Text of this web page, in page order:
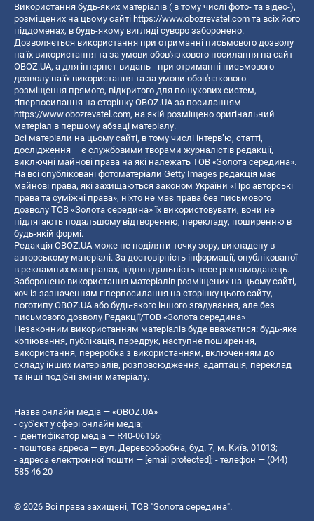
Використання будь-яких матеріалів ( в тому числі фото- та відео-),
розміщених на цьому сайті https://www.obozrevatel.com та всіх його
піддоменах, в будь-якому вигляді суворо заборонено.
Дозволяється використання при отриманні письмового дозволу
на їх використання та за умови обов'язкового посилання на сайт
OBOZ.UA, а для інтернет-видань - при отриманні письмового
дозволу на їх використання та за умови обов'язкового
розміщення прямого, відкритого для пошукових систем,
гіперпосилання на сторінку OBOZ.UA за посиланням
https://www.obozrevatel.com, на якій розміщено оригінальний
матеріал в першому абзаці матеріалу.
Всі матеріали на цьому сайті, в тому числі інтерв’ю, статті,
дослідження – є службовими творами журналістів редакції,
виключні майнові права на які належать ТОВ «Золота середина».
На всі опубліковані фотоматеріали Getty Images редакція має
майнові права, які захищаються законом України «Про авторські
права та суміжні права», ніхто не має права без письмового
дозволу ТОВ «Золота середина» їх використовувати, вони не
підлягають подальшому відтворенню, перекладу, поширенню в
будь-якій формі.
Редакція OBOZ.UA може не поділяти точку зору, викладену в
авторському матеріалі. За достовірність інформації, опублікованої
в рекламних матеріалах, відповідальність несе рекламодавець.
Заборонено використання матеріалів розміщених на цьому сайті,
хоч із зазначенням гіперпосилання на сторінку цього сайту,
логотипу OBOZ.UA або будь-якого іншого згадування, але без
письмового дозволу Редакції/ТОВ «Золота середина»
Незаконним використанням матеріалів буде вважатися: будь-яке
копiювання, публiкацiя, передрук, наступне поширення,
використання, переробка з використанням, включенням до
складу інших матеріалів, розповсюдження, адаптація, переклад
та інші подібні зміни матеріалу.
Назва онлайн медіа — «OBOZ.UA»
- суб'єкт у сфері онлайн медіа;
- ідентифікатор медіа — R40-06156;
- поштова адреса — вул. Деревообробна, буд. 7, м. Київ, 01013;
- адреса електронної пошти — [email protected]; - телефон — (044)
585 46 20
© 2026 Всі права захищені, ТОВ "Золота середина".